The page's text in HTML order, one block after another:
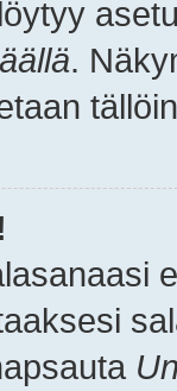
.